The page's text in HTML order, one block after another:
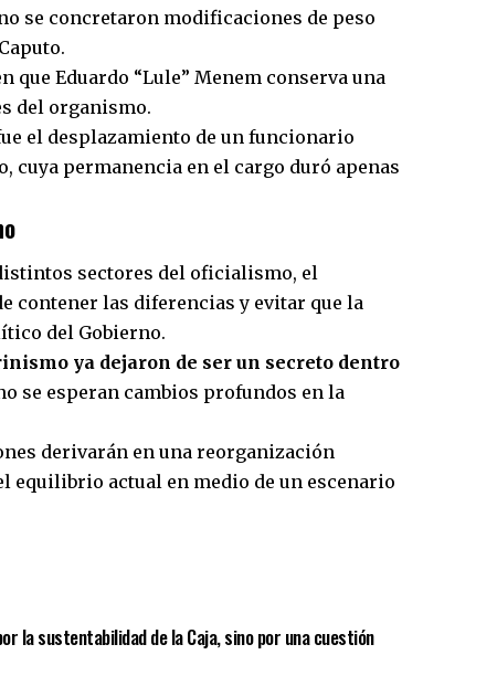
se concretaron modificaciones de peso
Eduardo “Lule” Menem conserva una
del organismo.
el desplazamiento de un funcionario
cuya permanencia en el cargo duró apenas
sectores del oficialismo, el
contener las diferencias y evitar que la
del Gobierno.
ya dejaron de ser un secreto dentro
se esperan cambios profundos en la
derivarán en una reorganización
actual en medio de un escenario
la sustentabilidad de la Caja, sino por una cuestión